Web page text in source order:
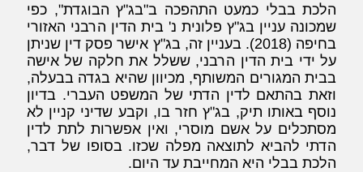
הלכת בבלי כמעט התהפכה ב"בג"ץ הבוגדת", כפי
שמכונה עניין בג"ץ פלונית נ' בית הדין הרבני האזורי
בחיפה (2018). בעניין זה, בג"ץ אישר פסק דין שניתן
על ידי בית הדין הרבני, ששלל את חלקה של אישה
בבית המגורים המשותף, מכיוון שהיא בגדה בבעלה,
וזאת בהתאם לדין הדתי של המשפט העברי. בדיון
נוסף באותו תיק, בג"ץ חזר בו, וקבע שדיני קניין לא
מסתכלים על אשם מוסרי, ואין אפשרות לתת לדין
הדתי להביא לתוצאה מפלה שכזו. בסופו של דבר,
הלכת בבלי היא המחייבת עד היום.